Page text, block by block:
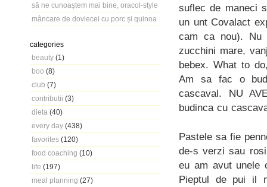
să ne cunoaștem mai bine, oracol-style
mâncare de dovlecei cu porc și quinoa
categories
beauty (1)
boo (8)
club (7)
contributii (3)
dieta (40)
every day (438)
favorites (120)
food coaching (10)
life (197)
meal planning (27)
suflec de maneci
un unt Covalact
cam ca nou). Nu
zucchini mare,
bebex. What to
Am sa fac o
cascaval. NU
budinca cu
Pastele sa fie
de-s verzi sau
eu am avut unele
Pieptul de pui il